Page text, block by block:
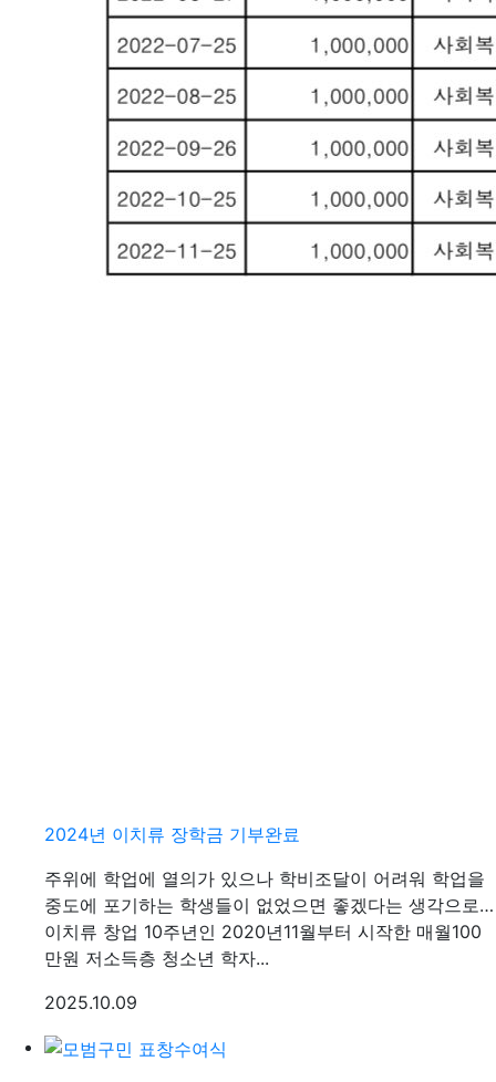
2024년 이치류 장학금 기부완료
주위에 학업에 열의가 있으나 학비조달이 어려워 학업을
중도에 포기하는 학생들이 없었으면 좋겠다는 생각으로…
이치류 창업 10주년인 2020년11월부터 시작한 매월100
만원 저소득층 청소년 학자...
등록일
2025.10.09